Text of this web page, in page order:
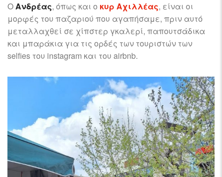
ΟΑνδρέας, όπως και ο κυρ Αχιλλέας, είναι οι
μορφές του παζαριού που αγαπήσαμε, πριν αυτό
μεταλλαχθεί σε χίπστερ γκαλερί, παπουτσάδικα
και μπαράκια για τις ορδές των τουριστών των
selfies του instagram και του airbnb.